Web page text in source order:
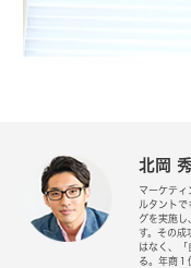
北岡
マーケティ
ルタント
グを実施し
す。その
はなく、「
る。年商１